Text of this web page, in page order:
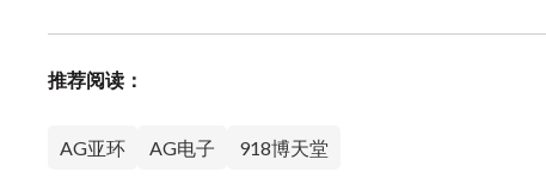
推荐阅读：
AG亚环 AG电子 918博天堂